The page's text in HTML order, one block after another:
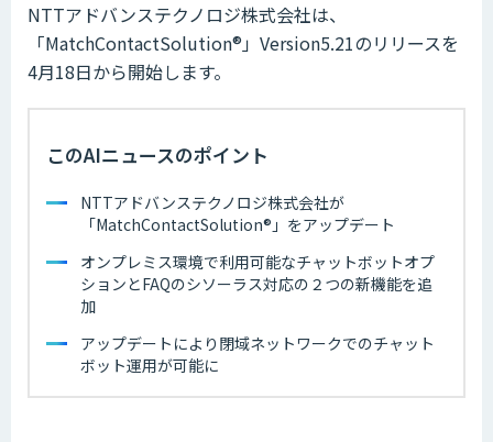
NTTアドバンステクノロジ株式会社は、
「MatchContactSolution®」Version5.21のリリースを
4月18日から開始します。
このAIニュースのポイント
NTTアドバンステクノロジ株式会社が
「MatchContactSolution®」をアップデート
オンプレミス環境で利用可能なチャットボットオプ
ションとFAQのシソーラス対応の２つの新機能を追
加
アップデートにより閉域ネットワークでのチャット
ボット運用が可能に